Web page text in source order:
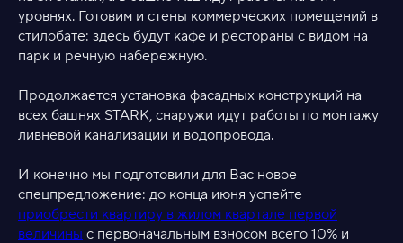
уровнях. Готовим и стены коммерческих помещений в
стилобате: здесь будут кафе и рестораны с видом на
парк и речную набережную.
Продолжается установка фасадных конструкций на
всех башнях STARK, снаружи идут работы по монтажу
ливневой канализации и водопровода.
И конечно мы подготовили для Вас новое
спецпредложение: до конца июня успейте
приобрести квартиру в жилом квартале первой
величины с первоначальным взносом всего 10% и